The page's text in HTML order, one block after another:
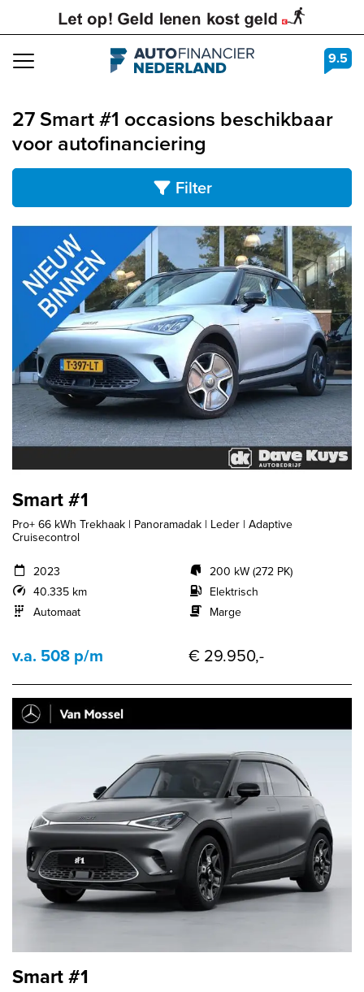
Navigation 9.5
27 Smart #1 occasions beschikbaar
voor autofinanciering
Filter
Smart #1
Pro+ 66 kWh Trekhaak | Panoramadak | Leder | Adaptive
Cruisecontrol
2023
40.335 km
Automaat
200 kW (272 PK)
Elektrisch
Marge
v.a. 508 p/m € 29.950,-
Smart #1